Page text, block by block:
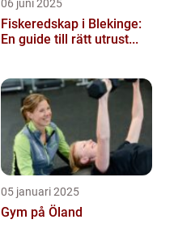
06 juni 2025
Fiskeredskap i Blekinge:
En guide till rätt utrust...
05 januari 2025
Gym på Öland